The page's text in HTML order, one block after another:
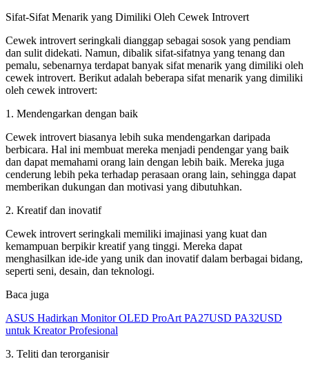
Sifat-Sifat Menarik yang Dimiliki Oleh Cewek Introvert
Cewek introvert seringkali dianggap sebagai sosok yang pendiam
dan sulit didekati. Namun, dibalik sifat-sifatnya yang tenang dan
pemalu, sebenarnya terdapat banyak sifat menarik yang dimiliki oleh
cewek introvert. Berikut adalah beberapa sifat menarik yang dimiliki
oleh cewek introvert:
1. Mendengarkan dengan baik
Cewek introvert biasanya lebih suka mendengarkan daripada
berbicara. Hal ini membuat mereka menjadi pendengar yang baik
dan dapat memahami orang lain dengan lebih baik. Mereka juga
cenderung lebih peka terhadap perasaan orang lain, sehingga dapat
memberikan dukungan dan motivasi yang dibutuhkan.
2. Kreatif dan inovatif
Cewek introvert seringkali memiliki imajinasi yang kuat dan
kemampuan berpikir kreatif yang tinggi. Mereka dapat
menghasilkan ide-ide yang unik dan inovatif dalam berbagai bidang,
seperti seni, desain, dan teknologi.
Baca juga
ASUS Hadirkan Monitor OLED ProArt PA27USD PA32USD
untuk Kreator Profesional
3. Teliti dan terorganisir